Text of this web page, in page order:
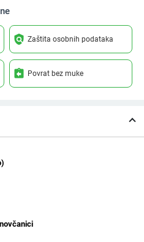
policy Zaštita osobnih podataka
assignment_return Povrat bez muke